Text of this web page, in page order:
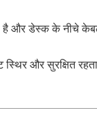
है और डेस्क के नीचे
और सुरक्षित